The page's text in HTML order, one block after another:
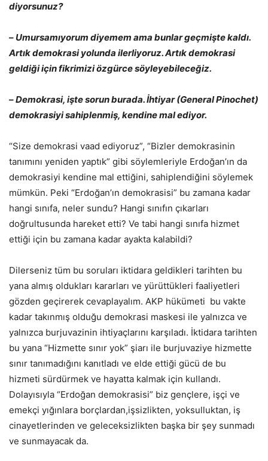
diyorsunuz?
– Umursamıyorum diyemem ama bunlar geçmişte kaldı.
Artık demokrasi yolunda ilerliyoruz. Artık demokrasi
geldiği için fikrimizi özgürce söyleyebileceğiz.
–Demokrasi, işte sorun burada. İhtiyar (General Pinochet)
demokrasiyi sahiplenmiş, kendine mal ediyor.
“Size demokrasi vaad ediyoruz”, “Bizler demokrasinin
tanımını yeniden yaptık” gibi söylemleriyle Erdoğan’ın da
demokrasiyi kendine mal ettiğini, sahiplendiğini söylemek
mümkün. Peki “Erdoğan’ın demokrasisi” bu zamana kadar
hangi sınıfa, neler sundu? Hangi sınıfın çıkarları
doğrultusunda hareket etti? Ve tabi hangi sınıfa hizmet
ettiği için bu zamana kadar ayakta kalabildi?
Dilerseniz tüm bu soruları iktidara geldikleri tarihten bu
yana almış oldukları kararları ve yürüttükleri faaliyetleri
gözden geçirerek cevaplayalım. AKP hükümeti bu vakte
kadar takınmış olduğu demokrasi maskesi ile yalnızca ve
yalnızca burjuvazinin ihtiyaçlarını karşıladı. İktidara tarihten
bu yana “Hizmette sınır yok” şiarı ile burjuvaziye hizmette
sınır tanımadığını kanıtladı ve elde ettiği gücü de bu
hizmeti sürdürmek ve hayatta kalmak için kullandı.
Dolayısıyla “Erdoğan demokrasisi” biz gençlere, işçi ve
emekçi yığınlara borçlardan,işsizlikten, yoksulluktan, iş
cinayetlerinden ve geleceksizlikten başka bir şey sunmadı
ve sunmayacak da.